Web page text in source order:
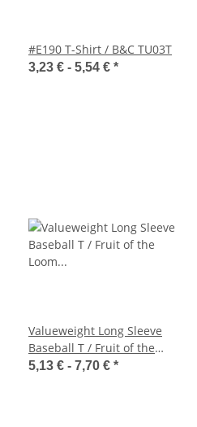
#E190 T-Shirt / B&C TU03T
3,23 € - 5,54 € *
Valueweight Long Sleeve
Baseball T / Fruit of the
Loom 61-028-0
5,13 € - 7,70 € *